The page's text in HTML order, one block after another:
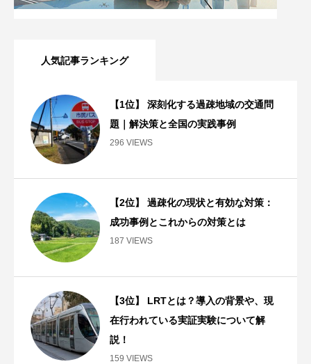
人気記事ランキング
【1位】 深刻化する過疎地域の交通問
題｜解決策と全国の実践事例
296 VIEWS
【2位】 過疎化の現状と有効な対策：
成功事例とこれからの対策とは
187 VIEWS
【3位】 LRTとは？導入の背景や、現
在行われている実証実験について解
説！
159 VIEWS